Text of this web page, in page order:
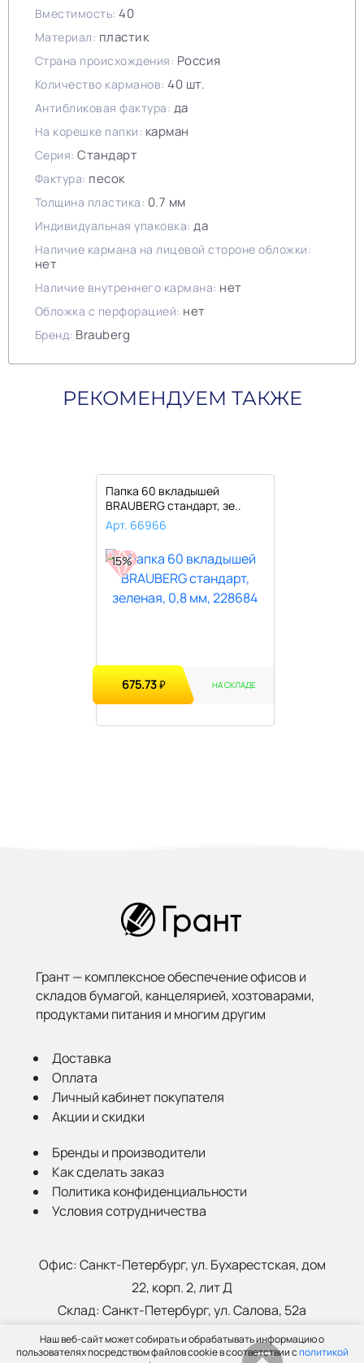
Наш веб-сайт может собирать и обрабатывать информацию о
пользователях посредством файлов cookie в соответствии сполитикой
Вместимость: 40
Материал: пластик
Страна происхождения: Россия
Количество карманов: 40 шт.
Антибликовая фактура: да
На корешке папки: карман
Серия: Стандарт
Фактура: песок
Толщина пластика: 0.7 мм
Индивидуальная упаковка: да
Наличие кармана на лицевой стороне обложки:
нет
Наличие внутреннего кармана: нет
Обложка с перфорацией: нет
Бренд: Brauberg
РЕКОМЕНДУЕМ ТАКЖЕ
Папка 60 вкладышей
BRAUBERG стандарт, зе..
Арт. 66966
15%
675.73₽ НА СКЛАДЕ
Грант — комплексное обеспечение офисов и
складов бумагой, канцелярией, хозтоварами,
продуктами питания и многим другим
Доставка
Оплата
Личный кабинет покупателя
Акции и скидки
Бренды и производители
Как сделать заказ
Политика конфиденциальности
Условия сотрудничества
Офис:Санкт-Петербург, ул. Бухарестская, дом
22, корп. 2, лит Д
Склад:Санкт-Петербург, ул. Салова, 52а
(812) 402-99-91